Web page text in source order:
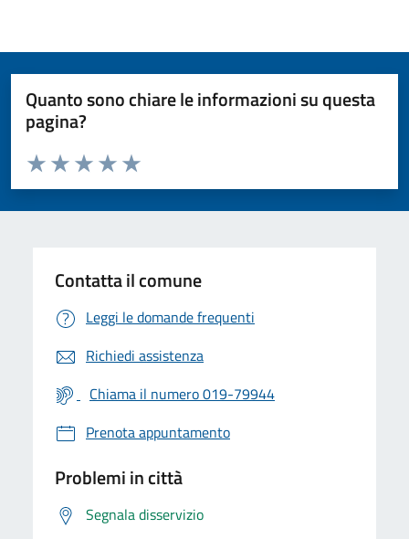
Quanto sono chiare le informazioni su questa
pagina?
Valuta da 1 a 5 stelle la pagina
Valuta 5 stelle su 5
Valuta 4 stelle su 5
Valuta 3 stelle su 5
Valuta 2 stelle su 5
Valuta 1 stelle su 5
Contatta il comune
Leggi le domande frequenti
Richiedi assistenza
Chiama il numero 019-79944
Prenota appuntamento
Problemi in città
Segnala disservizio